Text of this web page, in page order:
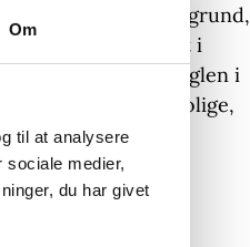
Om
til at analysere
sociale medier,
du har givet
grøn baggrund,
et klart lysglimt i
efter at have set fuglen i
at gengive dens rolige,
på lærredet.